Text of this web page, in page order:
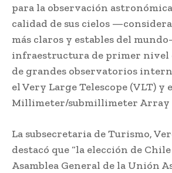
para la observación
calidad de sus cielos
más claros y estables del
infraestructura de primer nivel
de grandes observatorios
el Very Large Telescope (VLT) y
Millimeter/submillimeter Array
La subsecretaria de Turismo,
destacó que “la elección de
Asamblea General de la Unión